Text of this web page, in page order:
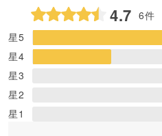
4.7 6件
星5
星4
星3
星2
星1